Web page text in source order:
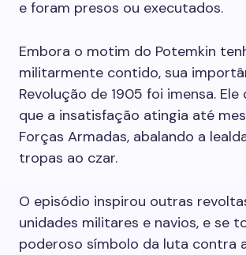
e foram presos ou executados.
Embora o motim do Potemkin
militarmente contido, sua
Revolução de 1905 foi imensa.
que a insatisfação atingia até
Forças Armadas, abalando a
tropas ao czar.
O episódio inspirou outras
unidades militares e navios, e se
poderoso símbolo da luta contra